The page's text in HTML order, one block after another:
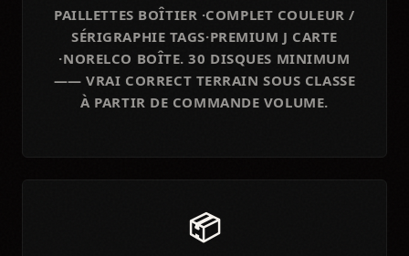
PAILLETTES BOÎTIER ·COMPLET COULEUR /
SÉRIGRAPHIE TAGS·PREMIUM J CARTE
·NORELCO BOÎTE. 30 DISQUES MINIMUM
—— VRAI CORRECT TERRAIN SOUS CLASSE
À PARTIR DE COMMANDE VOLUME.
📦